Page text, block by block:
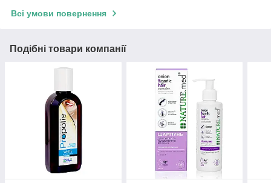
Всі умови повернення
Подібні товари компанії